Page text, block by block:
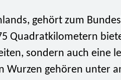
gehört zum
Quadratkilometern
sondern auch eine
Wurzen gehören unter